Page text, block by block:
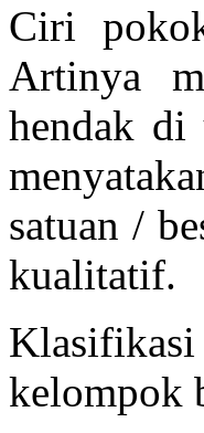
Ciri
Artinya
hendak di
satuan /
kualitatif.
kelompok